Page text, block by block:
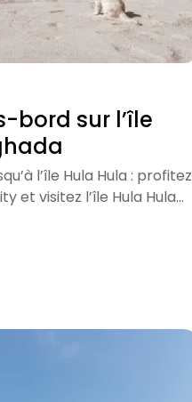
bord sur l’île
l’île Hula Hula : profitez
et visitez l’île Hula Hula…